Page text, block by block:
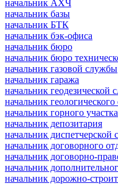
начальник АХЧ
начальник базы
начальник БТК
начальник бэк-офиса
начальник бюро
начальник бюро
начальник газовой службы
начальник гаража
начальник геодезической
начальник геологического
начальник горного участка
начальник депозитария
начальник диспетчерской
начальник договорного
начальник договорно-
начальник
начальник дорожно-